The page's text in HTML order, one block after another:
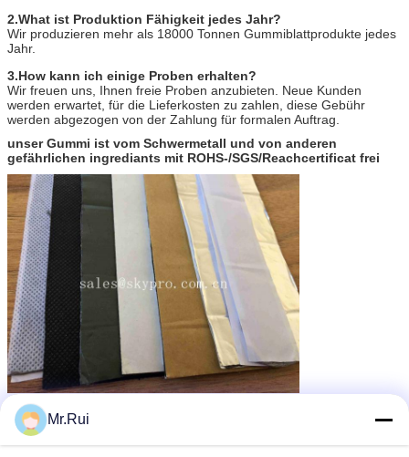
2.What ist Produktion Fähigkeit jedes Jahr?
Wir produzieren mehr als 18000 Tonnen Gummiblattprodukte jedes
Jahr.
3.How kann ich einige Proben erhalten?
Wir freuen uns, Ihnen freie Proben anzubieten. Neue Kunden
werden erwartet, für die Lieferkosten zu zahlen, diese Gebühr
werden abgezogen von der Zahlung für formalen Auftrag.
unser Gummi ist vom Schwermetall und von anderen
gefährlichen ingrediants mit ROHS-/SGS/Reachcertificat frei
Umbauten: Geformte Gummiprodukte
Gummibodenbelagblattrolle
Mr.Rui